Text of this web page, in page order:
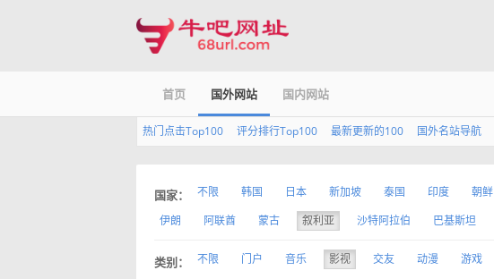
首页 国外网站 国内网站
热门点击Top100 评分排行Top100 最新更新的100 国外名站导航
国家： 不限 韩国 日本 新加坡 泰国 印度 朝鲜
伊朗
阿联酋 蒙古 叙利亚 沙特阿拉伯 巴基斯坦
类别： 不限 门户 音乐 影视 交友 动漫 游戏